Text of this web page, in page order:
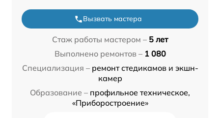
Вызвать мастера
Стаж работы мастером – 5 лет
Выполнено ремонтов – 1 080
Специализация – ремонт стедикамов и экшн-
камер
Образование – профильное техническое,
«Приборостроение»